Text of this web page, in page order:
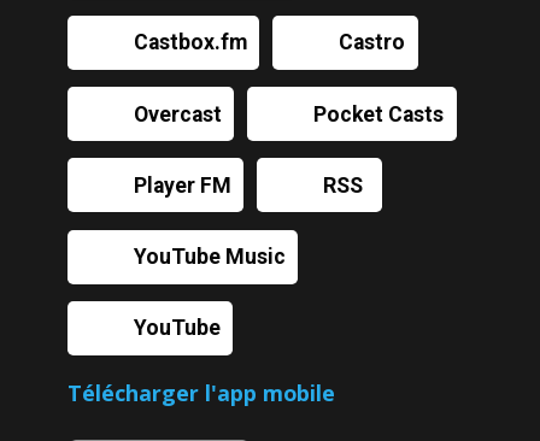
Castbox.fm Castro
Overcast Pocket Casts
Player FM RSS
YouTube Music
YouTube
Télécharger l'app mobile